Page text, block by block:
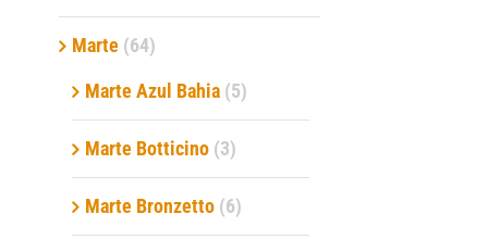
Marte (64)
Marte Azul Bahia (5)
Marte Botticino (3)
Marte Bronzetto (6)